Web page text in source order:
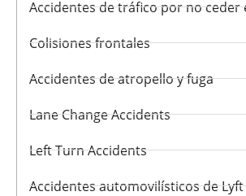
Accidentes de tráfico por no ceder
Colisiones frontales
Accidentes de atropello y fuga
Lane Change Accidents
Left Turn Accidents
Accidentes automovilísticos de Lyft